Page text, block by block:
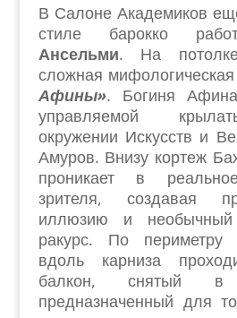
В Салоне Академиков
стиле барокко
Ансельми. На потолке
сложная
Афины». Богиня
управляемой
окружении Искусств и
Амуров. Внизу кортеж
проникает в
зрителя, создавая
иллюзию и необычный
ракурс. По периметру
вдоль карниза
балкон, снятый
предназначенный для